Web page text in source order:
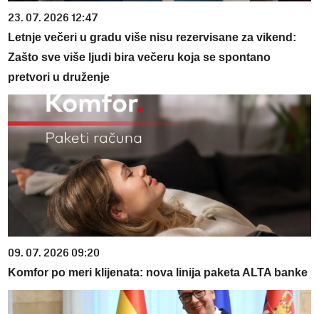
23. 07. 2026 12:47
Letnje večeri u gradu više nisu rezervisane za vikend:
Zašto sve više ljudi bira večeru koja se spontano
pretvori u druženje
09. 07. 2026 09:20
Komfor po meri klijenata: nova linija paketa ALTA banke